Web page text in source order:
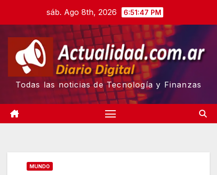
content
sáb. Ago 8th, 2026 6:51:48 PM
Todas las noticias de Tecnología y Finanzas
MUNDO